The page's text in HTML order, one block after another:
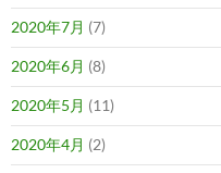
2020年7月 (7)
2020年6月 (8)
2020年5月 (11)
2020年4月 (2)